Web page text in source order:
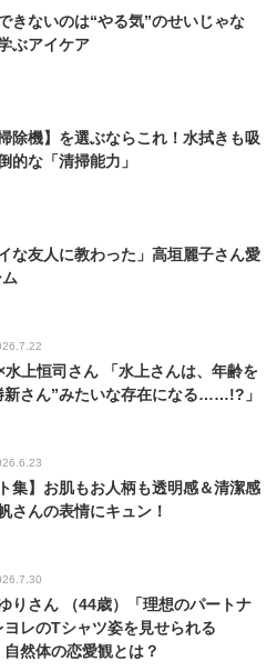
きないのは“やる気”のせいじゃな
ぶアイケア
除機】を選ぶならこれ！水拭きも吸
的な「清掃能力」
な友人に教わった」高垣麗子さん愛
水上恒司さん 「水上さんは、年齢を
新さん”みたいな存在になる……!?」
集】お肌もお人柄も透明感＆清潔感
さんの表情にキュン！
りさん （44歳）「理想のパートナ
ヨレのTシャツ姿を見せられる
自然体の恋愛観とは？